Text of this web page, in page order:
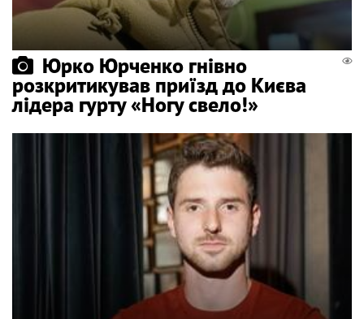
Юрко Юрченко гнівно
розкритикував приїзд до Києва
лідера гурту «Ногу свело!»